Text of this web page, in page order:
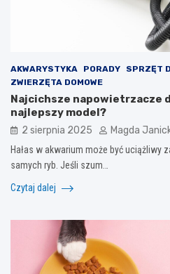
AKWARYSTYKA PORADY
SPRZĘT
ZWIERZĘTA DOMOWE
Najcichsze napowietrzacze
najlepszy model?
2 sierpnia 2025 Magda
Hałas w akwarium może być uciążliwy
samych ryb. Jeśli szum…
Czytaj dalej